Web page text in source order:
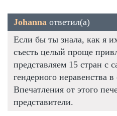
Johanna ответил(а)
Если бы ты знала, как я
съесть целый проще
представляем 15 стран с
гендерного неравенства в
Впечатления от этого
представители.